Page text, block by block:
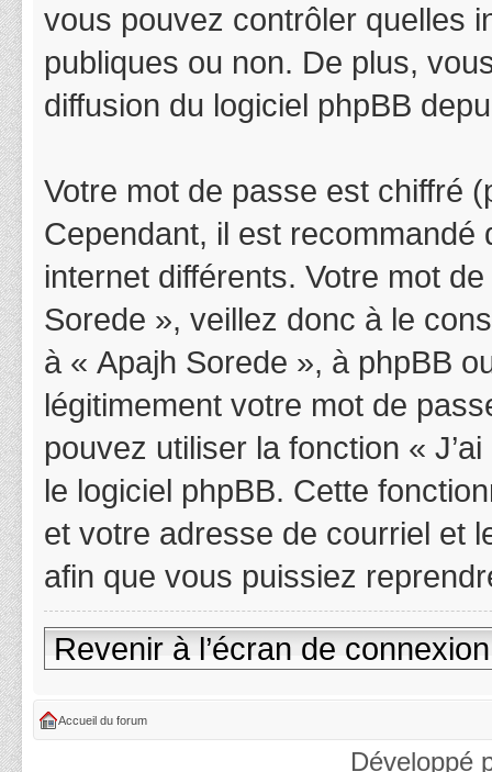
vous pouvez contrôler quelles
publiques ou non. De plus,
diffusion du logiciel phpBB
Votre mot de passe est chiffré
Cependant, il est
internet différents. Votre mot
Sorede », veillez donc à le
à « Apajh Sorede », à phpBB
légitimement votre mot de
pouvez utiliser la fonction «
le logiciel phpBB. Cette
et votre adresse de courriel et
afin que vous puissiez
Revenir à l’écran de connexion
Accueil du forum
Développé